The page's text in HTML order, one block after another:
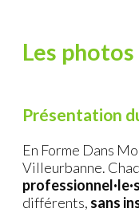
Les photos
Présentation
En Forme Dans
Villeurbanne.
professionnel·le·s
différents, sans